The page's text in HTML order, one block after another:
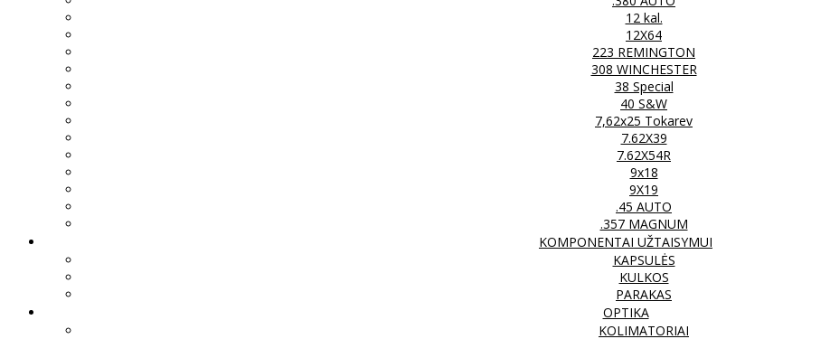
12 kal.
12X64
223 REMINGTON
308 WINCHESTER
38 Special
40 S&W
7,62x25 Tokarev
7.62X39
7.62X54R
9x18
9X19
.45 AUTO
.357 MAGNUM
KOMPONENTAI UŽTAISYMUI
KAPSULĖS
KULKOS
PARAKAS
OPTIKA
KOLIMATORIAI